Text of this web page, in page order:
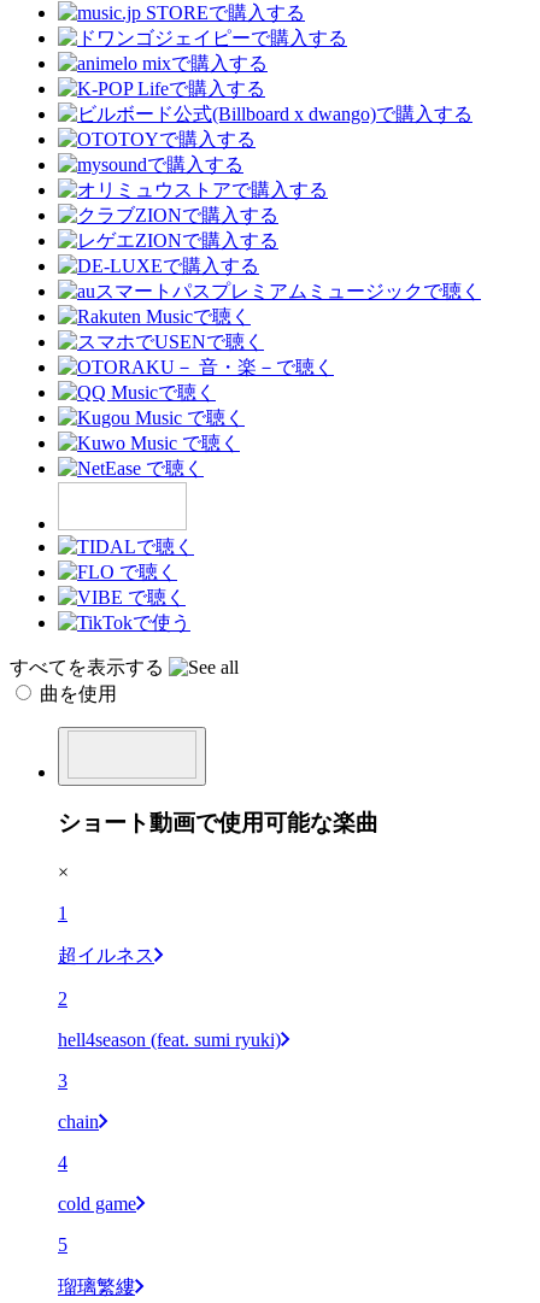
すべてを表示する
曲を使用
ショート動画で使用可能な楽曲
×
1
超イルネス
2
hell4season (feat. sumi ryuki)
3
chain
4
cold game
5
瑠璃繁縷